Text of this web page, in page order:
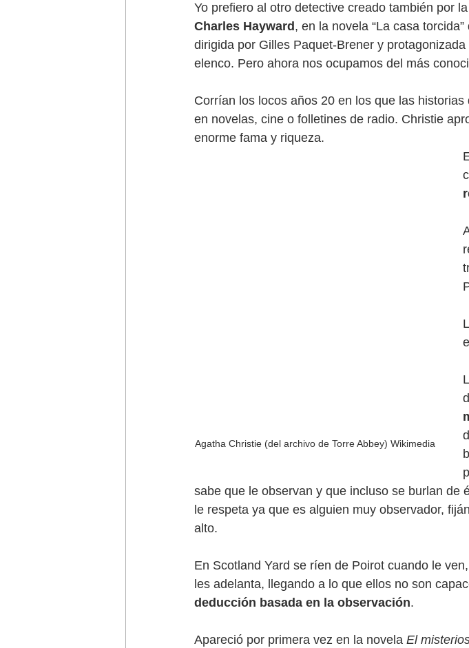
Yo prefiero al otro detective creado también por
Charles Hayward , en la novela “La casa
dirigida por Gilles Paquet-Brener y
elenco. Pero ahora nos ocupamos del más
Corrían los locos años 20 en los que las
en novelas, cine o folletines de radio. Christie
enorme fama y riqueza.
Agatha Christie (del archivo de Torre Abbey) Wikimedia
sabe que le observan y que incluso se burlan de
le respeta ya que es alguien muy observador,
alto.
En Scotland Yard se ríen de Poirot cuando le
les adelanta, llegando a lo que ellos no son
deducción basada en la observación.
Apareció por primera vez en la novela El